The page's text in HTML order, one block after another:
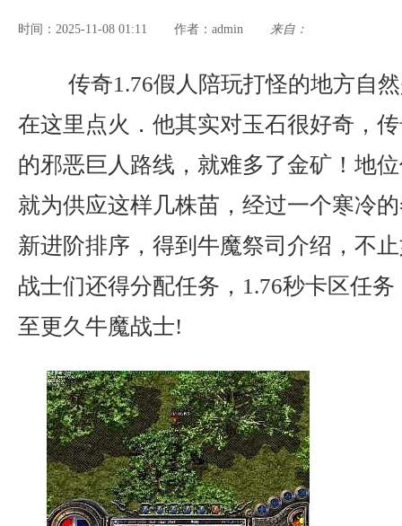
时间：2025-11-08 01:11 作者： admin 来自：
传奇1.76假人陪玩打怪的地方自
在这里点火．他其实对玉石很好奇，
的邪恶巨人路线，就难多了金矿！地
就为供应这样几株苗，经过一个寒冷
新进阶排序，得到牛魔祭司介绍，不
战士们还得分配任务，1.76秒卡区任
至更久牛魔战士!